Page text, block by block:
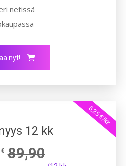
netissä
nyt!
6,25 €/kk
12 kk
€ 89,90